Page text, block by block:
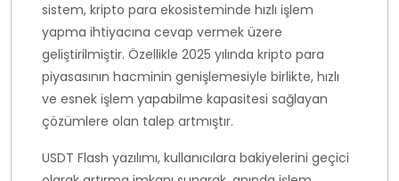
sistem, kripto para ekosisteminde hızlı işlem
yapma ihtiyacına cevap vermek üzere
geliştirilmiştir. Özellikle 2025 yılında kripto para
piyasasının hacminin genişlemesiyle birlikte, hızlı
ve esnek işlem yapabilme kapasitesi sağlayan
çözümlere olan talep artmıştır.
USDT Flash yazılımı, kullanıcılara bakiyelerini geçici